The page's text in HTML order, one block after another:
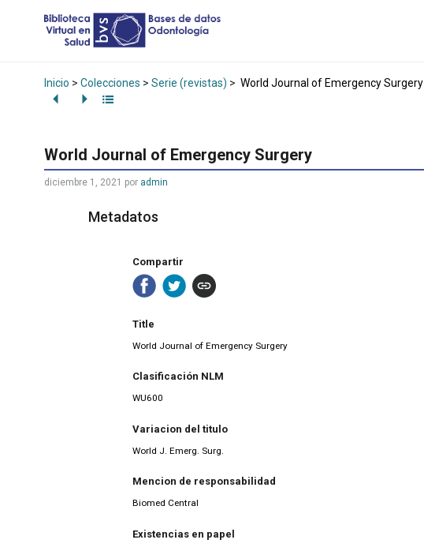
Inicio > Colecciones > Serie (revistas) > World Journal of Emergency Surgery
World Journal of Emergency Surgery
diciembre 1, 2021 por admin
Metadatos
Compartir
Title
World Journal of Emergency Surgery
Clasificación NLM
WU600
Variacion del titulo
World J. Emerg. Surg.
Mencion de responsabilidad
Biomed Central
Existencias en papel